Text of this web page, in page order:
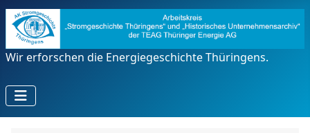
Wir erforschen die Energiegeschichte Thüringens.